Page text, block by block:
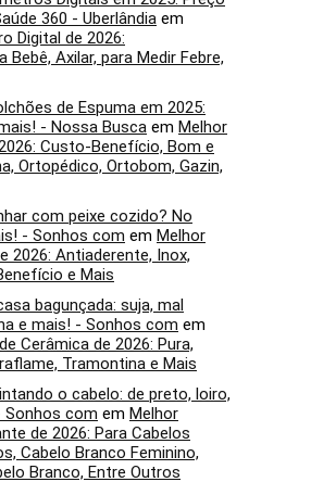
360 - Uberlândia em
Digital de 2026:
Bebê, Axilar, para Medir Febre,
de Espuma em 2025:
- Nossa Busca em Melhor
Custo-Benefício, Bom e
Ortopédico, Ortobom, Gazin,
com peixe cozido? No
- Sonhos com em Melhor
2026: Antiaderente, Inox,
e Mais
bagunçada: suja, mal
e mais! - Sonhos com em
Cerâmica de 2026: Pura,
Tramontina e Mais
o cabelo: de preto, loiro,
Sonhos com em Melhor
de 2026: Para Cabelos
Cabelo Branco Feminino,
Branco, Entre Outros